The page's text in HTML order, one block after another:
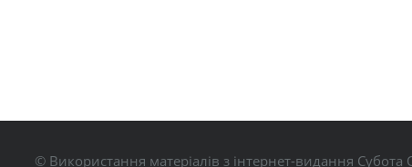
© Використання матеріалів з інтернет-видання